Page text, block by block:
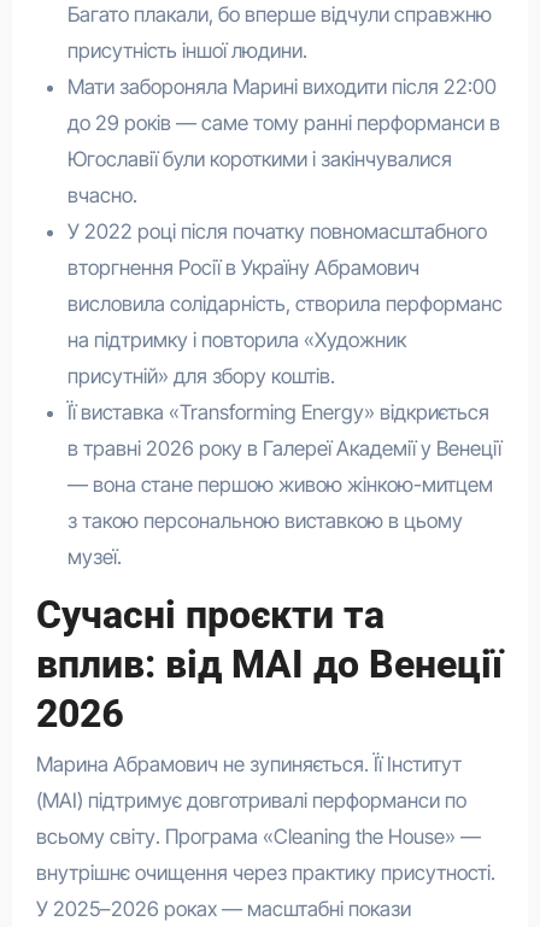
Багато плакали, бо вперше відчули справжню
присутність іншої людини.
Мати забороняла Марині виходити після 22:00
до 29 років — саме тому ранні перформанси в
Югославії були короткими і закінчувалися
вчасно.
У 2022 році після початку повномасштабного
вторгнення Росії в Україну Абрамович
висловила солідарність, створила перформанс
на підтримку і повторила «Художник
присутній» для збору коштів.
Її виставка «Transforming Energy» відкриється
в травні 2026 року в Галереї Академії у Венеції
— вона стане першою живою жінкою-митцем
з такою персональною виставкою в цьому
музеї.
Сучасні проєкти та
вплив: від MAI до Венеції
2026
Марина Абрамович не зупиняється. Її Інститут
(MAI) підтримує довготривалі перформанси по
всьому світу. Програма «Cleaning the House» —
внутрішнє очищення через практику присутності.
У 2025–2026 роках — масштабні покази